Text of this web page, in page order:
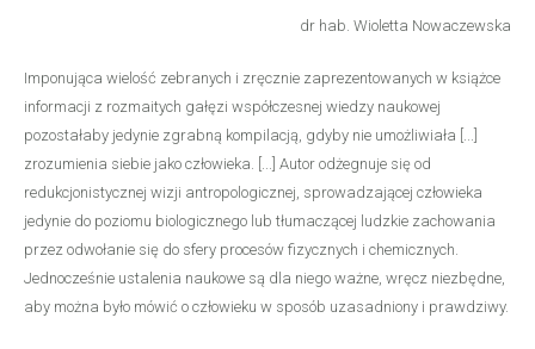
dr hab. Wioletta Nowaczewska
Imponująca wielość zebranych i zręcznie zaprezentowanych w książce
informacji z rozmaitych gałęzi współczesnej wiedzy naukowej
pozostałaby jedynie zgrabną kompilacją, gdyby nie umożliwiała [...]
zrozumienia siebie jako człowieka. [...] Autor odżegnuje się od
redukcjonistycznej wizji antropologicznej, sprowadzającej człowieka
jedynie do poziomu biologicznego lub tłumaczącej ludzkie zachowania
przez odwołanie się do sfery procesów fizycznych i chemicznych.
Jednocześnie ustalenia naukowe są dla niego ważne, wręcz niezbędne,
aby można było mówić o człowieku w sposób uzasadniony i prawdziwy.